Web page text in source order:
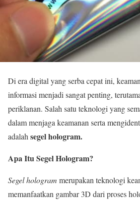
Di era digital yang serba cepat ini,
informasi menjadi sangat penting,
periklanan. Salah satu teknologi yang
dalam menjaga keamanan serta
adalah segel hologram.
Apa Itu Segel Hologram?
Segel hologram merupakan teknologi
memanfaatkan gambar 3D dari proses